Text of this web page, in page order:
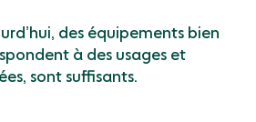
des équipements bien
à des usages et
sont suffisants.